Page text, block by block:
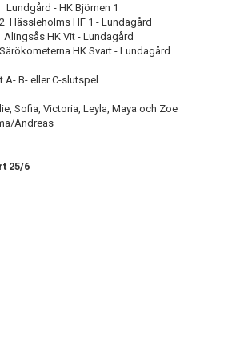
- HK Björnen 1
Hässleholms HF 1 - Lundagård
HK Vit - Lundagård
HK Svart - Lundagård
B- eller C-slutspel
Sofia, Victoria, Leyla, Maya och Zoe
Andreas
25/6